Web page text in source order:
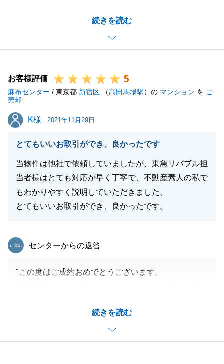
続きを読む
ケジュールではございましたが、N様にご協力いただ
き、測量等の作業をスムーズに進めることができまし
た。
ございました。
今後も不動産の事でお困りのことがございましたら、
いつでもお声かけくださいませ。
閉じる
お客様評価 5
麻布センター / 東京都 新宿区 （高田馬場駅）の マンション を ご
売却
K様
K様 2021年11月29日
とてもいいお取引ができ、良かったです
当物件は他社で依頼していましたが、東急リバブル担
当者様はとても対応が早く丁寧で、不動産素人の私で
もわかりやすく説明していただきました。
とてもいいお取引ができ、良かったです。
続きを読む
東急リバブル
センターからの返答
"この度はご成約おめでとうございます。
売主様におかれましては遠方の不動産であり、様々な
御打合わせをお会いしてお話することができませんで